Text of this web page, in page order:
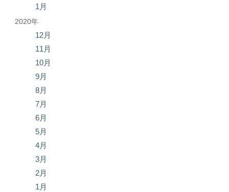
1月
2020年
12月
11月
10月
9月
8月
7月
6月
5月
4月
3月
2月
1月